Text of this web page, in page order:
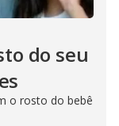
do seu
o rosto do bebê